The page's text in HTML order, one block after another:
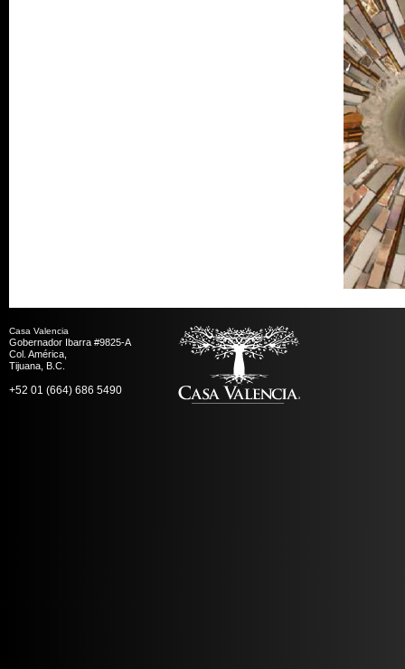
Casa Valencia
Gobernador Ibarra #9825-A
Col. América,
Tijuana, B.C.
+52 01 (664) 686 5490